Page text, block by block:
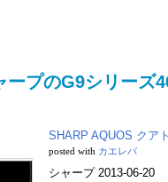
プのG9シリーズ
SHARP AQUOS クア
posted with カエレバ
シャープ 2013-06-20